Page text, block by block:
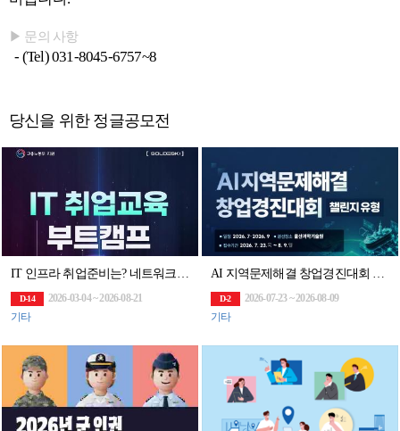
▶ 문의 사항
- (Tel) 031-8045-6757~8
당신을 위한 정글공모전
IT 인프라 취업준비는? 네트워크부터 클라우드까지 엔지니어 취업 교육으로 끝내자
D-14
2026-03-04 ~ 2026-08-21
기타
AI 지역문제해결 창업경진대회 챌린지 유형
D-2
2026-07-23 ~ 2026-08-09
기타